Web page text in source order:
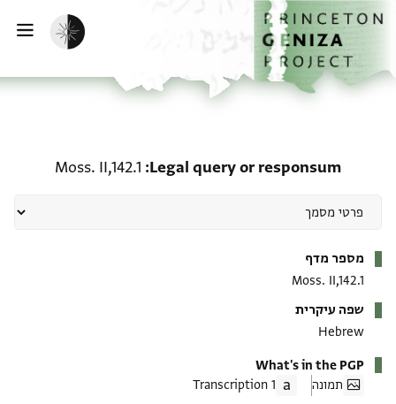
לתוכןהבית
הפעלת מצב כהה
Legal query or responsum
Moss. II,142.1
מספר מדף
Moss. II,142.1
שפה עיקרית
Hebrew
What's in the PGP
תמונה
1 Transcription